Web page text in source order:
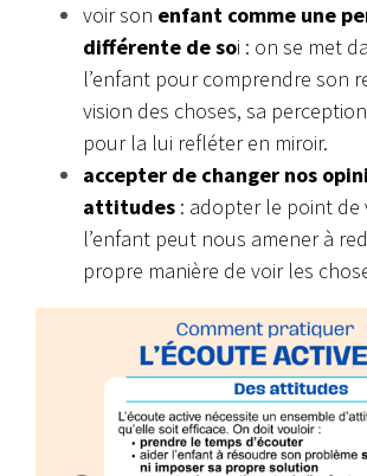
voir son enfant comme une
différente de soi : on se met
l’enfant pour comprendre son
vision des choses, sa
pour la lui refléter en miroir.
accepter de changer nos
attitudes : adopter le point de
l’enfant peut nous amener à
propre manière de voir les